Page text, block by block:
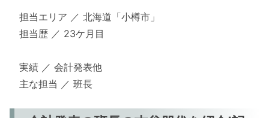
担当エリア ／ 北海道「小樽市」
担当歴 ／ 23ケ月目
実績 ／ 会計発表他
主な担当 ／ 班長